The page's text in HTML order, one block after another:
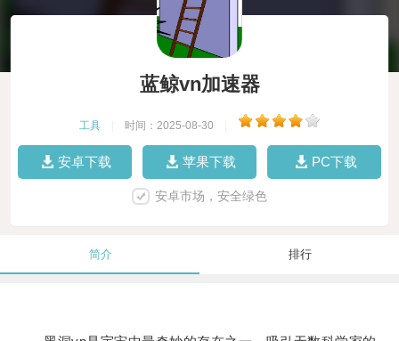
蓝鲸vn加速器
工具 时间：2025-08-30
安卓下载 苹果下载 PC下载
安卓市场，安全绿色
简介 排行